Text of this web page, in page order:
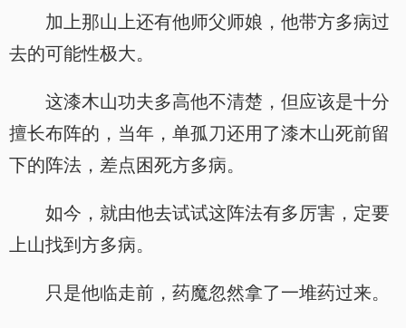
加上那山上还有他师父师娘，他带方多病过
去的可能性极大。
这漆木山功夫多高他不清楚，但应该是十分
擅长布阵的，当年，单孤刀还用了漆木山死前留
下的阵法，差点困死方多病。
如今，就由他去试试这阵法有多厉害，定要
上山找到方多病。
只是他临走前，药魔忽然拿了一堆药过来。